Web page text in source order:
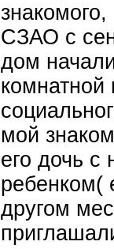
СЗАО с
дом
комнатной
мой
его дочь
ребенком(
другом